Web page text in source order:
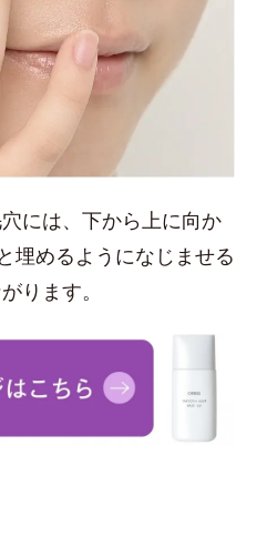
には、下から上に向か
埋めるようになじませる
ります。